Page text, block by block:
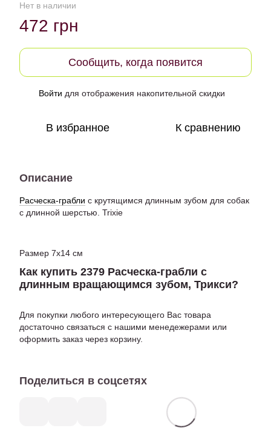
Нет в наличии
472 грн
Сообщить, когда появится
Войти для отображения накопительной скидки
В избранное К сравнению
Описание
Расческа-грабли с крутящимся длинным зубом для собак
с длинной шерстью. Trixie
Размер 7х14 см
Как купить 2379 Расческа-грабли с
длинным вращающимся зубом, Трикси?
Для покупки любого интересующего Вас товара
достаточно связаться с нашими менедежерами или
оформить заказ через корзину.
Поделиться в соцсетях